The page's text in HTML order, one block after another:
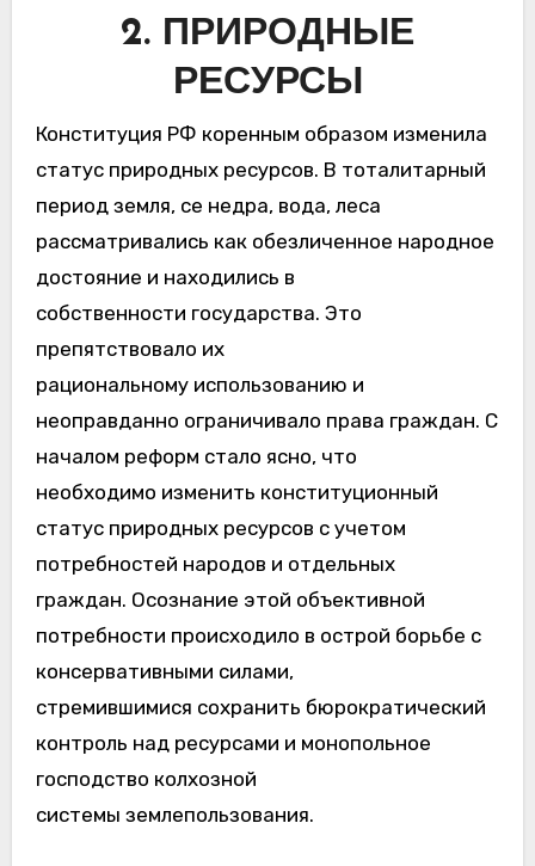
2. ПРИРОДНЫЕ
РЕСУРСЫ
Конституция РФ коренным образом изменила
статус природных ресурсов. В тоталитарный
период земля, се недра, вода, леса
рассматривались как обезличенное народное
достояние и находились в
собственности государства. Это
препятствовало их
рациональному использованию и
неоправданно ограничивало права граждан. С
началом реформ стало ясно, что
необходимо изменить конституционный
статус природных ресурсов с учетом
потребностей народов и отдельных
граждан. Осознание этой объективной
потребности происходило в острой борьбе с
консервативными силами,
стремившимися сохранить бюрократический
контроль над ресурсами и монопольное
господство колхозной
системы землепользования.